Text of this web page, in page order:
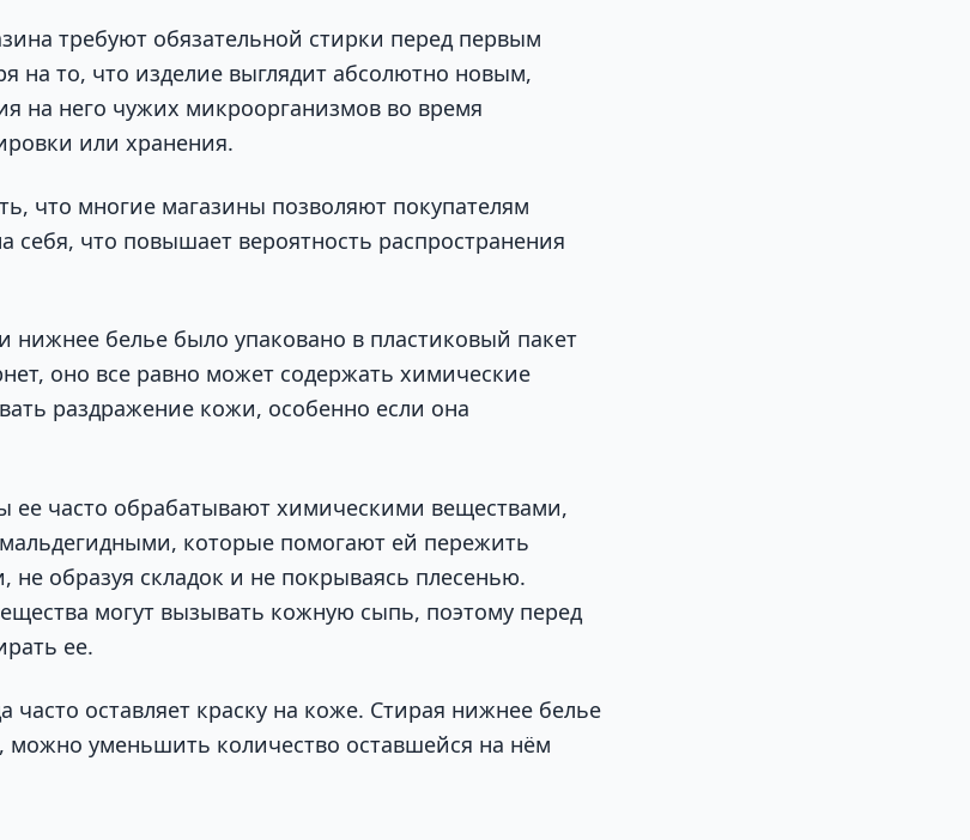
требуют обязательной стирки перед первым
на то, что изделие выглядит абсолютно новым,
на него чужих микроорганизмов во время
или хранения.
что многие магазины позволяют покупателям
себя, что повышает вероятность распространения
нижнее белье было упаковано в пластиковый пакет
оно все равно может содержать химические
раздражение кожи, особенно если она
ее часто обрабатывают химическими веществами,
которые помогают ей пережить
не образуя складок и не покрываясь плесенью.
могут вызывать кожную сыпь, поэтому перед
ее.
часто оставляет краску на коже. Стирая нижнее белье
можно уменьшить количество оставшейся на нём